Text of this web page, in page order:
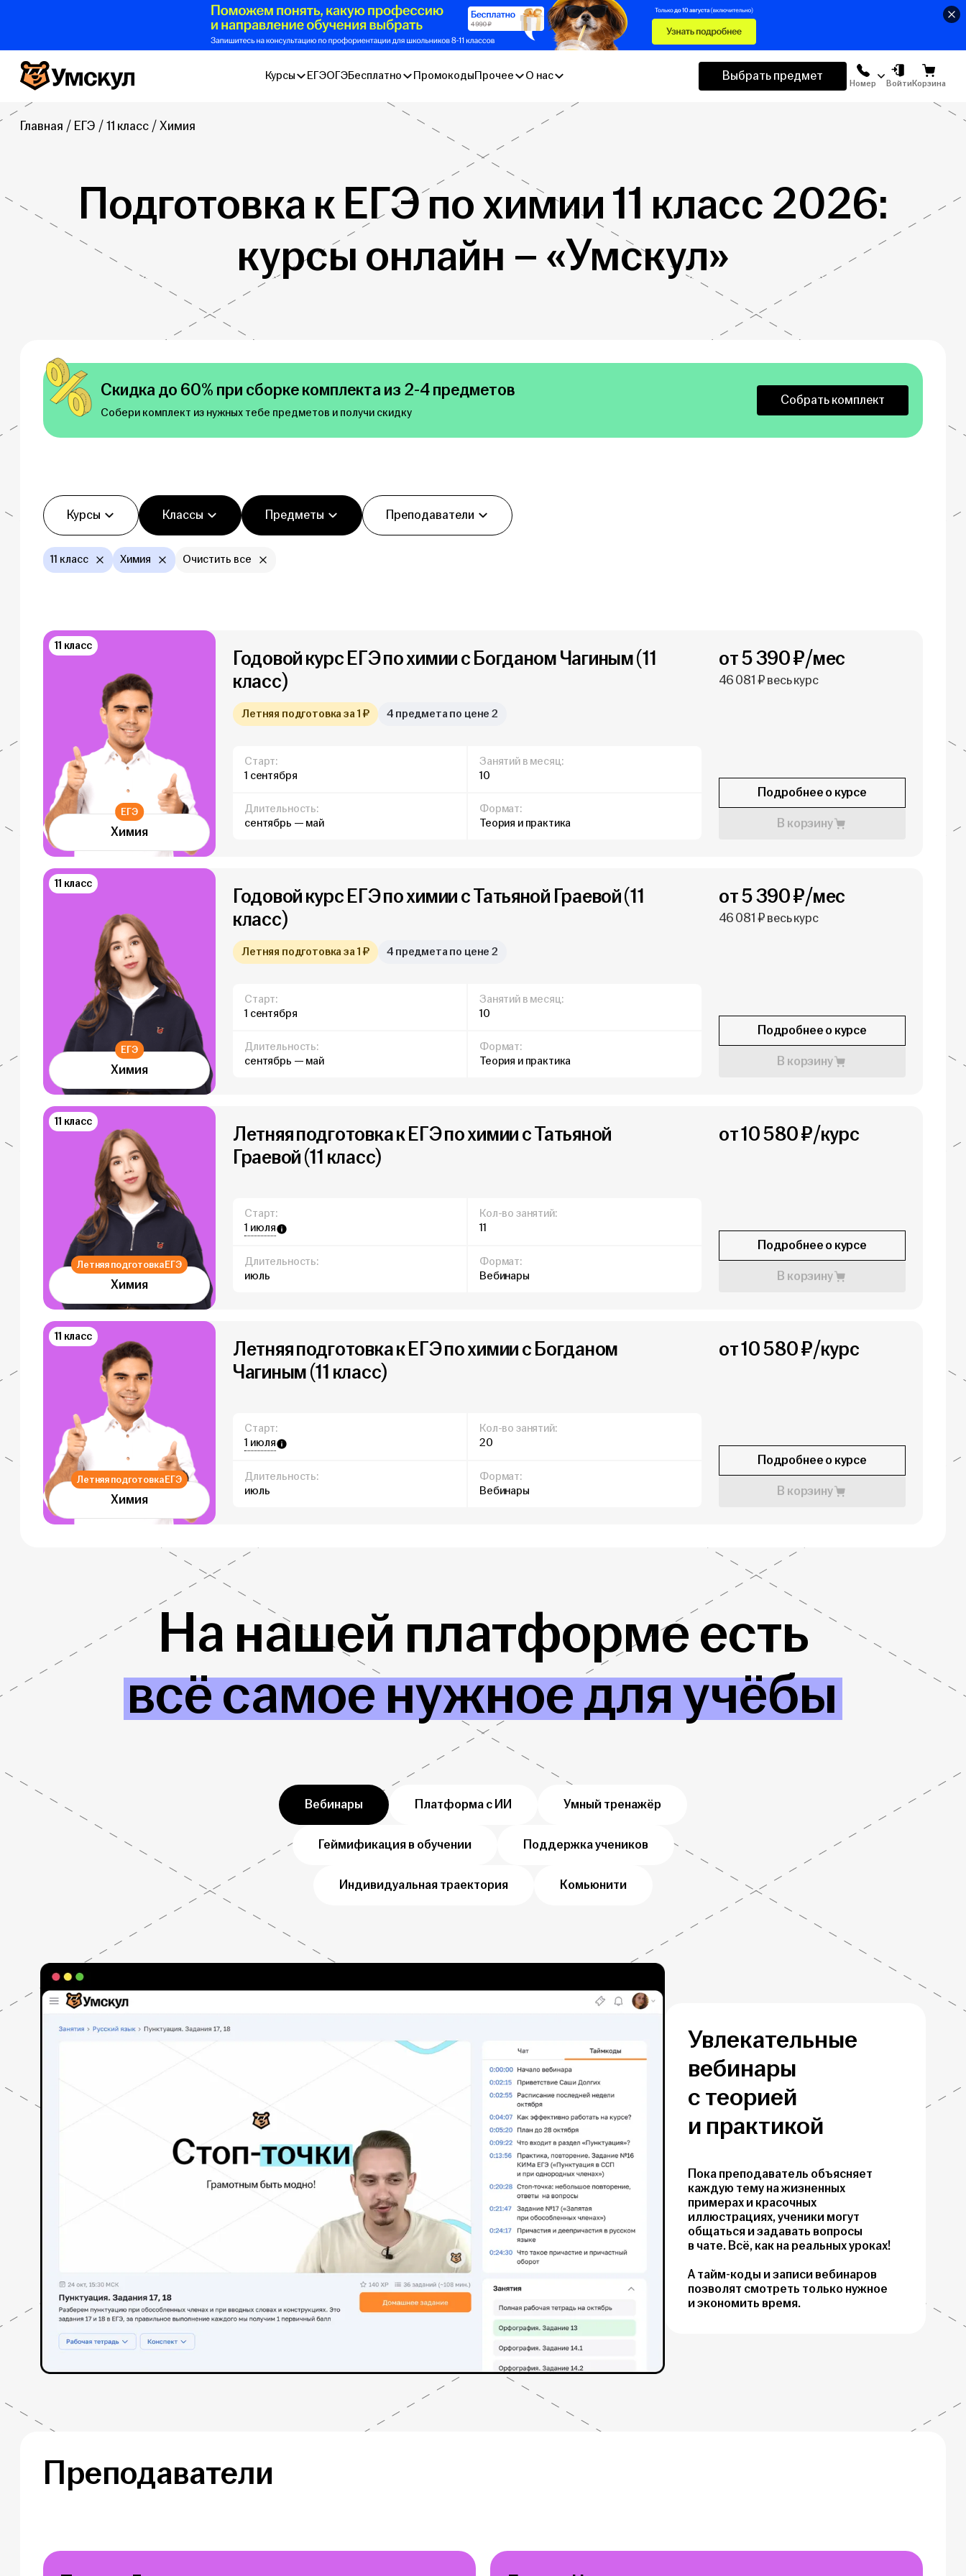
Умскул
Курсы ЕГЭОГЭБесплатно ПромокодыПрочее О нас Выбрать предмет
Номер ВойтиКорзина
Главная ЕГЭ 11 класс Химия
Подготовка к ЕГЭ по химии 11 класс 2026:
курсы онлайн – «Умскул»
Скидка до 60% при сборке комплекта из 2-4 предметов
Собери комплект из нужных тебе предметов и получи скидку
Собрать комплект
Фильтры
Курсы Классы Предметы Преподаватели
11 класс Химия Очистить все
Химия
ЕГЭ
11 класс
Годовой курс ЕГЭ по химии с Богданом Чагиным (11
класс)
Летняя подготовка за 1 ₽ 4 предмета по цене 2
Старт:
1 сентября
Занятий в месяц:
10
Длительность:
сентябрь — май
Формат:
Теория и практика
от 5 390 ₽/мес
46 081 ₽ весь курс
Подробнее о курсе
В корзину
Химия
ЕГЭ
11 класс
Годовой курс ЕГЭ по химии с Татьяной Граевой (11
класс)
Летняя подготовка за 1 ₽ 4 предмета по цене 2
Старт:
1 сентября
Занятий в месяц:
10
Длительность:
сентябрь — май
Формат:
Теория и практика
от 5 390 ₽/мес
46 081 ₽ весь курс
Подробнее о курсе
В корзину
Химия
Летняя подготовка ЕГЭ
11 класс
Летняя подготовка к ЕГЭ по химии с Татьяной
Граевой (11 класс)
Старт:
1 июля
Кол-во занятий:
11
Длительность:
июль
Формат:
Вебинары
от 10 580 ₽/курс
Подробнее о курсе
В корзину
Химия
Летняя подготовка ЕГЭ
11 класс
Летняя подготовка к ЕГЭ по химии с Богданом
Чагиным (11 класс)
Старт:
1 июля
Кол-во занятий:
20
Длительность:
июль
Формат:
Вебинары
от 10 580 ₽/курс
Подробнее о курсе
В корзину
На нашей платформе есть
всё самое нужное для учёбы
Вебинары Платформа с ИИ Умный тренажёр
Геймификация в обучении Поддержка учеников
Индивидуальная траектория Комьюнити
Увлекательные
вебинары
с теорией
и практикой
Пока преподаватель объясняет
каждую тему на жизненных
примерах и красочных
иллюстрациях, ученики могут
общаться и задавать вопросы
в чате. Всё, как на реальных уроках!
А тайм-коды и записи вебинаров
позволят смотреть только нужное
и экономить время.
Преподаватели